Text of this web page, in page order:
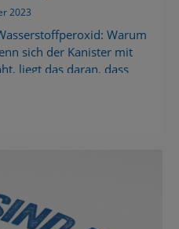
2023
Warum
sich der Kanister mit
liegt das daran, dass
/ Ozon